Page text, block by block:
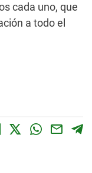
cada uno, que
a todo el